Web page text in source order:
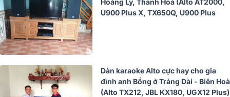
U900 Plus X, TX650Q, U900 Plus
Dàn karaoke Alto cực hay cho gia
đình anh Bồng ở Trảng Dài - Biên Hoà
(Alto TX212, JBL KX180, UGX12 Plus)